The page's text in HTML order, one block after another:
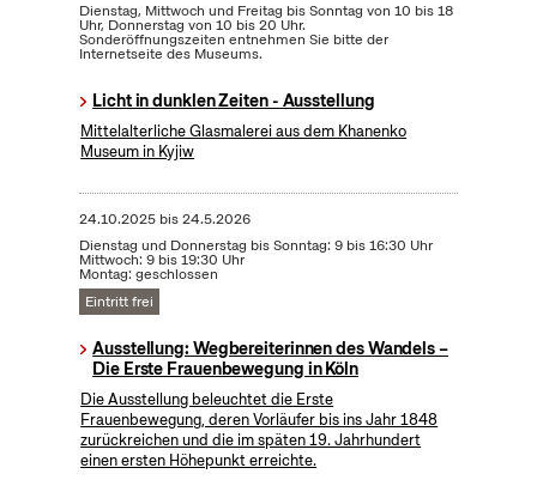
Dienstag, Mittwoch und Freitag bis Sonntag von 10 bis 18
Uhr, Donnerstag von 10 bis 20 Uhr.
Sonderöffnungszeiten entnehmen Sie bitte der
Internetseite des Museums.
Licht in dunklen Zeiten - Ausstellung
Mittelalterliche Glasmalerei aus dem Khanenko
Museum in Kyjiw
24.10.2025bis24.5.2026
Dienstag und Donnerstag bis Sonntag: 9 bis 16:30 Uhr
Mittwoch: 9 bis 19:30 Uhr
Montag: geschlossen
Eintritt frei
Ausstellung: Wegbereiterinnen des Wandels –
Die Erste Frauenbewegung in Köln
Die Ausstellung beleuchtet die Erste
Frauenbewegung, deren Vorläufer bis ins Jahr 1848
zurückreichen und die im späten 19. Jahrhundert
einen ersten Höhepunkt erreichte.